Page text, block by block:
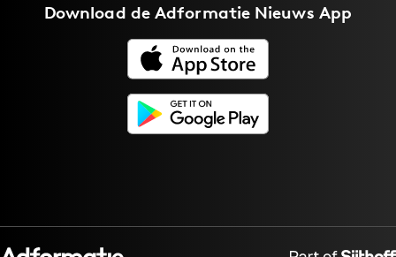
Download deAdformatie Nieuws App